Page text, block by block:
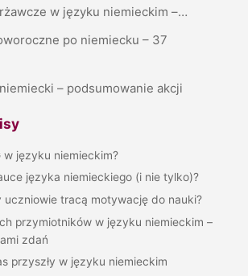
w języku niemieckim –…
po niemiecku – 37
– podsumowanie akcji
w języku niemieckim?
języka niemieckiego (i nie tylko)?
uczniowie tracą motywację do nauki?
przymiotników w języku niemieckim –
zdań
przyszły w języku niemieckim